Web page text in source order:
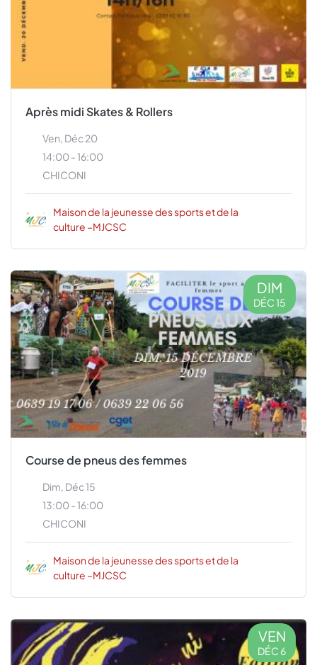
Après midi Skates & Rollers
Ven, Déc 20
14:00 - 16:00
CHICONI
Maison de la jeunesse des sports et de la
culture –MJCSC
DIM
DÉC 15
Course de pneus des femmes
Dim, Déc 15
13:00 - 16:00
CHICONI
Maison de la jeunesse des sports et de la
culture –MJCSC
VEN
DÉC 6